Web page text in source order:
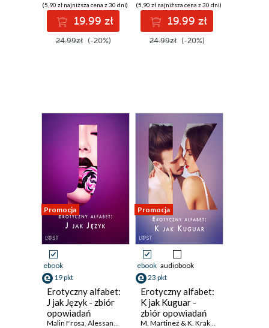
(5,90 zł najniższa cena z 30 dni)
19.99 zł
24.99zł (-20%)
(5,90 zł najniższa cena z 30 dni)
19.99 zł
24.99zł (-20%)
Promocja
ebook
19 pkt
Erotyczny alfabet:
J jak Język - zbiór
opowiadań
Malin Frosa, Alessandra Red ,Everly Kane ,Ruth Ross,
Promocja
ebook audiobook
23 pkt
Erotyczny alfabet:
K jak Kuguar -
zbiór opowiadań
M. Martinez & K. Krakowiak